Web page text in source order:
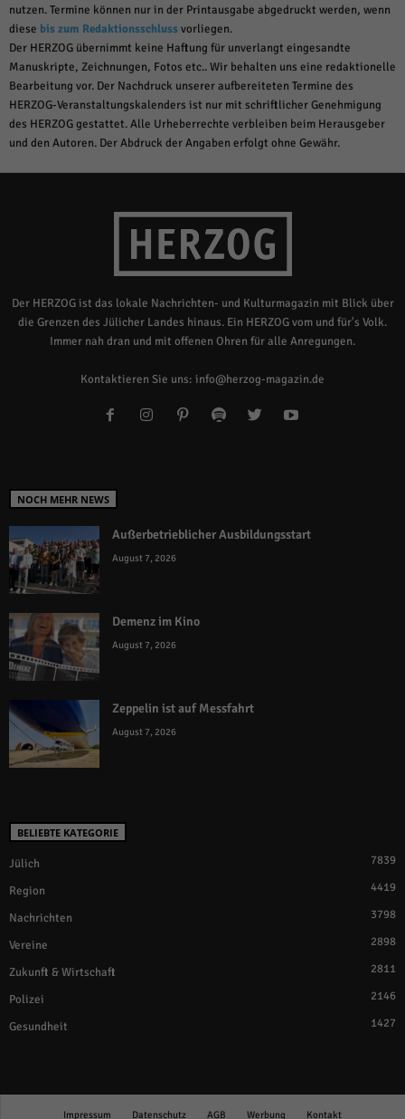
nutzen. Termine können nur in der Printausgabe abgedruckt werden, wenn
diese bis zum Redaktionsschlussvorliegen.
Der HERZOG übernimmt keine Haftung für unverlangt eingesandte
Manuskripte, Zeichnungen, Fotos etc.. Wir behalten uns eine redaktionelle
Bearbeitung vor. Der Nachdruck unserer aufbereiteten Termine des
HERZOG-Veranstaltungskalenders ist nur mit schriftlicher Genehmigung
des HERZOG gestattet. Alle Urheberrechte verbleiben beim Herausgeber
und den Autoren. Der Abdruck der Angaben erfolgt ohne Gewähr.
Der HERZOG ist das lokale Nachrichten- und Kulturmagazin mit Blick über
die Grenzen des Jülicher Landes hinaus. Ein HERZOG vom und für's Volk.
Immer nah dran und mit offenen Ohren für alle Anregungen.
Kontaktieren Sie uns: info@herzog-magazin.de
NOCH MEHR NEWS
Außerbetrieblicher Ausbildungsstart
August 7, 2026
Demenz im Kino
August 7, 2026
Zeppelin ist auf Messfahrt
August 7, 2026
BELIEBTE KATEGORIE
Jülich 7839
Region 4419
Nachrichten 3798
Vereine 2898
Zukunft & Wirtschaft 2811
Polizei 2146
Gesundheit 1427
Impressum Datenschutz AGB Werbung Kontakt